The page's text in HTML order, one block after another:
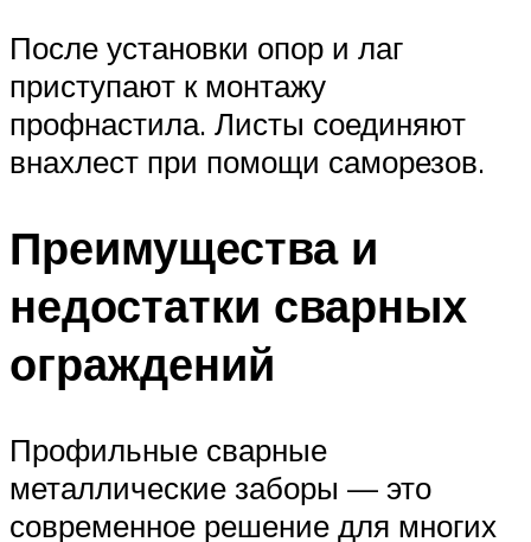
После установки опор и лаг
приступают к монтажу
профнастила. Листы соединяют
внахлест при помощи саморезов.
Преимущества и
недостатки сварных
ограждений
Профильные сварные
металлические заборы — это
современное решение для многих